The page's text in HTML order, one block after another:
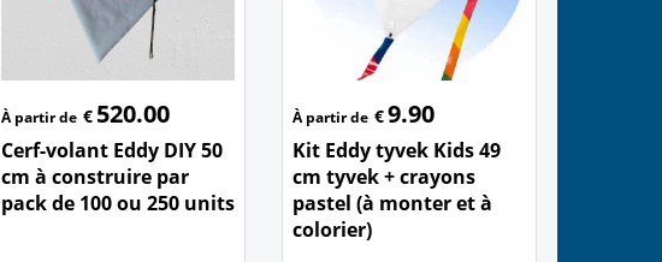
À partir de € 520.00
Cerf-volant Eddy DIY 50
cm à construire par
pack de 100 ou 250 units
À partir de €9.90
Kit Eddy tyvek Kids 49
cm tyvek + crayons
pastel (à monter et à
colorier)